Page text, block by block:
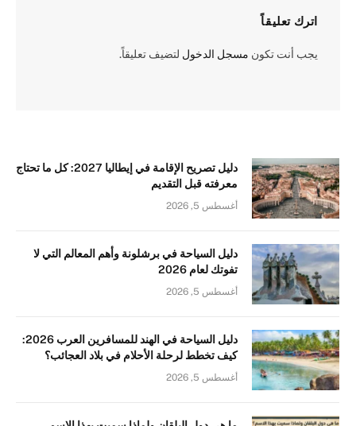
اترك تعليقاً
يجب أنت تكون مسجل الدخول لتضيف تعليقاً.
دليل تصريح الإقامة في إيطاليا 2027: كل ما تحتاج
معرفته قبل التقديم
أغسطس 5, 2026
دليل السياحة في برشلونة وأهم المعالم التي لا
تفوتك لعام 2026
أغسطس 5, 2026
دليل السياحة في الهند للمسافرين العرب 2026:
كيف تخطط لرحلة الأحلام في بلاد العجائب؟
أغسطس 5, 2026